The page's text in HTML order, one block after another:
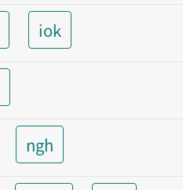
iok
ngh